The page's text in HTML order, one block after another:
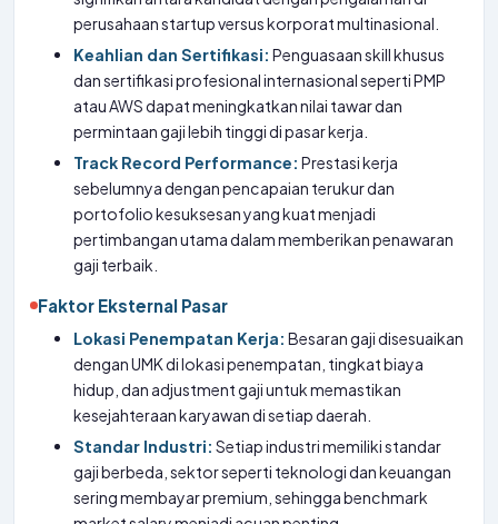
perusahaan startup versus korporat multinasional.
Keahlian dan Sertifikasi: Penguasaan skill khusus
dan sertifikasi profesional internasional seperti PMP
atau AWS dapat meningkatkan nilai tawar dan
permintaan gaji lebih tinggi di pasar kerja.
Track Record Performance: Prestasi kerja
sebelumnya dengan pencapaian terukur dan
portofolio kesuksesan yang kuat menjadi
pertimbangan utama dalam memberikan penawaran
gaji terbaik.
Faktor Eksternal Pasar
Lokasi Penempatan Kerja: Besaran gaji disesuaikan
dengan UMK di lokasi penempatan, tingkat biaya
hidup, dan adjustment gaji untuk memastikan
kesejahteraan karyawan di setiap daerah.
Standar Industri: Setiap industri memiliki standar
gaji berbeda, sektor seperti teknologi dan keuangan
sering membayar premium, sehingga benchmark